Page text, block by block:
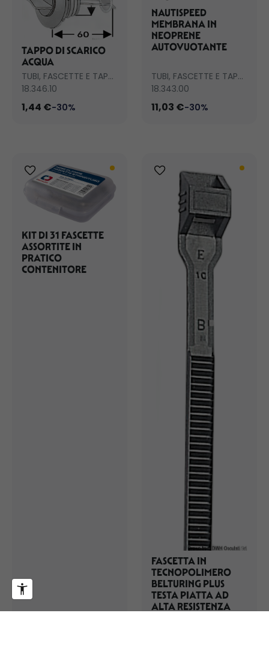
TAPPO DI SCARICO
ACQUA
TUBI, FASCETTE E TAPPI SCARICO
18.346.10
1,44 €-30%
NAUTISPEED
MEMBRANA IN
NEOPRENE
AUTOVUOTANTE
TUBI, FASCETTE E TAPPI SCARICO
18.343.00
11,03 €-30%
KIT DI 31 FASCETTE
ASSORTITE IN
PRATICO
CONTENITORE
FASCETTA IN
TECNOPOLIMERO
BELTURING PLUS
TESTA PIATTA AD
ALTA RESISTENZA